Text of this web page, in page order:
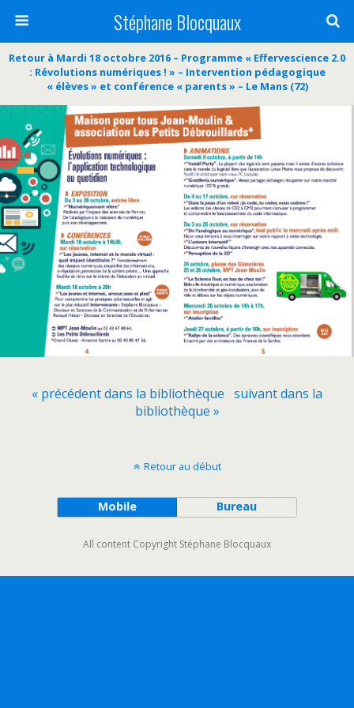
Stéphane Blocquaux
Retour à Mardi 18 octobre 2016 – Programme « Effervescience 2.0
: Révolutions numériques ! » – Intervention pédagogique
« élèves » et conférence « parents » – Le Mans (72)
« précédent dans la bibliothèque suivant dans la
bibliothèque »
Retour au début
Mobile Bureau
All content Copyright Stéphane Blocquaux